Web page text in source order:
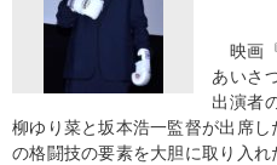
映画
あいさ
出演者
柳ゆり菜と坂本浩一監督が出席
の格闘技の要素を大胆に取り入